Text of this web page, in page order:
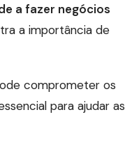
a fazer negócios
a importância de
comprometer os
para ajudar as